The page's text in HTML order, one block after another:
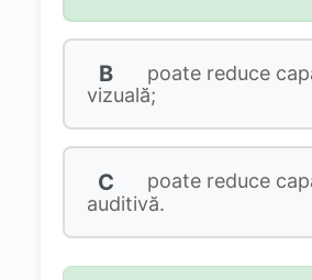
B
poate reduce
vizuală;
C
poate reduce
auditivă.